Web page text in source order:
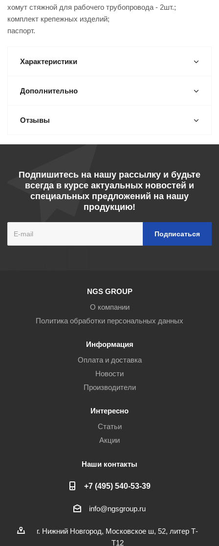
хомут стяжной для рабочего трубопровода - 2шт.;
комплект крепежных изделий;
паспорт.
Характеристики
Дополнительно
Отзывы
Подпишитесь на нашу рассылку и будьте
всегда в курсе актуальных новостей и
специальных предложений на нашу
продукцию!
NGS GROUP
О компании
Политика обработки персональных данных
Информация
Оплата и доставка
Новости
Производители
Интересно
Статьи
Акции
Наши контакты
+7 (495) 540-53-39
info@ngsgroup.ru
г. Нижний Новгород, Московское ш, 52, литер Т-
Т12